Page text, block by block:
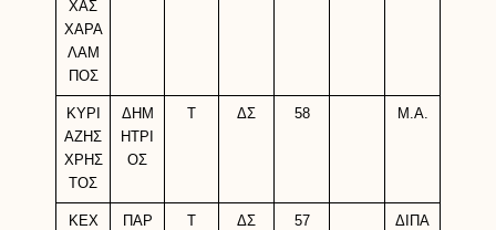
ΧΑΣ
ΧΑΡΑ
ΛΑΜ
ΠΟΣ
ΚΥΡΙ
ΑΖΗΣ
ΧΡΗΣ
ΤΟΣ
ΔΗΜ
ΗΤΡΙ
ΟΣ
ΔΣ 58 M.A.
ΚΕΧ
ΠΑΡ
ΔΣ 57
ΔΙΠΑ